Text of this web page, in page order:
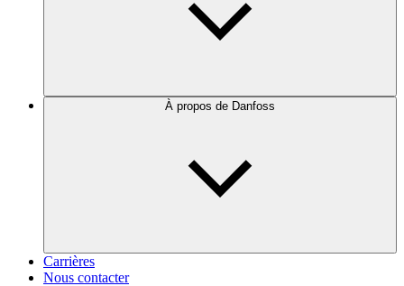
À propos de Danfoss
Carrières
Nous contacter